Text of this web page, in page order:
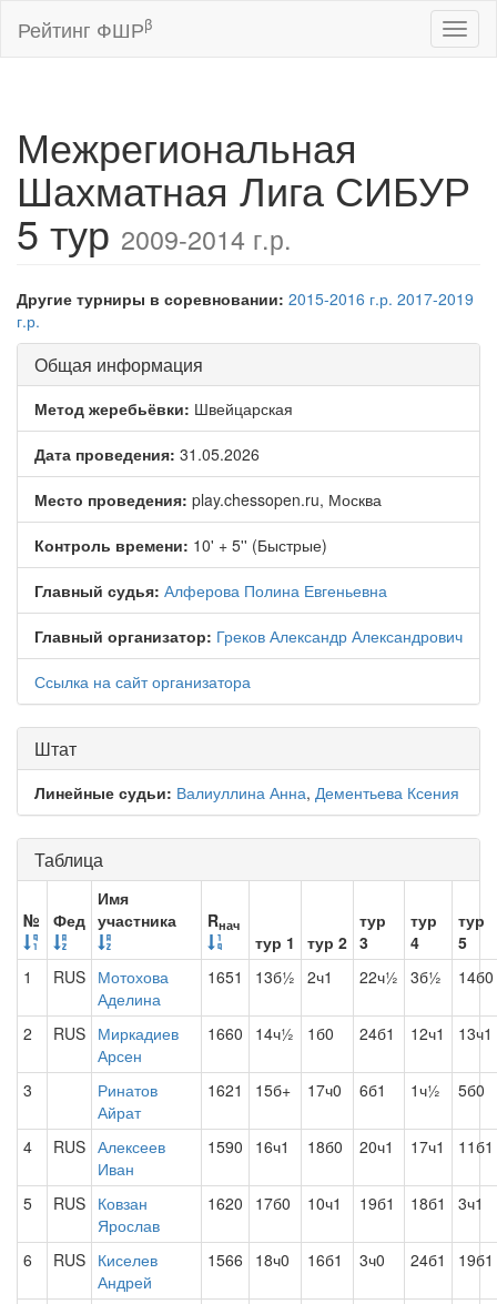
Рейтинг ФШРβ
Межрегиональная
Шахматная Лига СИБУР
5 тур 2009-2014 г.р.
Другие турниры в соревновании: 2015-2016 г.р. 2017-2019
г.р.
Общая информация
Метод жеребьёвки: Швейцарская
Дата проведения: 31.05.2026
Место проведения: play.chessopen.ru, Москва
Контроль времени: 10' + 5'' (Быстрые)
Главный судья: Алферова Полина Евгеньевна
Главный организатор: Греков Александр Александрович
Ссылка на сайт организатора
Штат
Линейные судьи: Валиуллина Анна, Дементьева Ксения
Таблица
№ Фед
Имя
участника
Rнач
тур 1 тур 2
тур
3
тур
4
тур
5
1
RUS Мотохова
Аделина
1651 13б½ 2ч1 22ч½ 3б½ 14б0
2 RUS Миркадиев
Арсен
1660 14ч½ 1б0 24б1 12ч1 13ч1
3
Ринатов
Айрат
1621 15б+ 17ч0 6б1 1ч½ 5б0
4 RUS Алексеев
Иван
1590 16ч1 18б0 20ч1 17ч1 11б1
5 RUS Ковзан
Ярослав
1620 17б0 10ч1 19б1 18б1 3ч1
6 RUS Киселев
Андрей
1566 18ч0 16б1 3ч0 24б1 19б1